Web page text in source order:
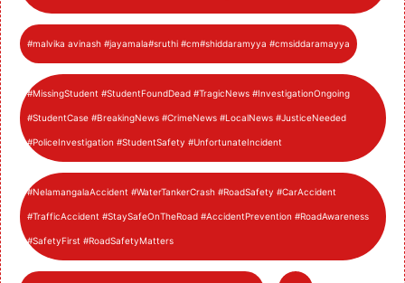
#malvika avinash #jayamala#sruthi #cm#shiddaramyya #cmsiddaramayya
#MissingStudent #StudentFoundDead #TragicNews #InvestigationOngoing
#StudentCase #BreakingNews #CrimeNews #LocalNews #JusticeNeeded
#PoliceInvestigation #StudentSafety #UnfortunateIncident
#NelamangalaAccident #WaterTankerCrash #RoadSafety #CarAccident
#TrafficAccident #StaySafeOnTheRoad #AccidentPrevention #RoadAwareness
#SafetyFirst #RoadSafetyMatters